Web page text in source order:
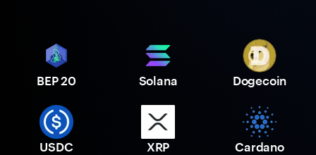
BEP 20 Solana Dogecoin
USDC XRP Cardano